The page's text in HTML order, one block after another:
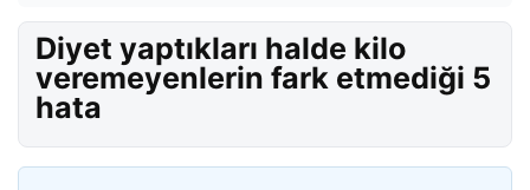
Diyet yaptıkları halde kilo
veremeyenlerin fark etmediği 5
hata